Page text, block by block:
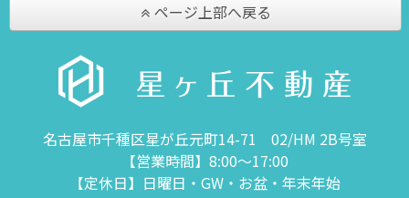
ページ上部へ戻る
名古屋市千種区星が丘元町14-71 02/HM 2B号室
【営業時間】8:00～17:00
【定休日】日曜日・GW・お盆・年末年始